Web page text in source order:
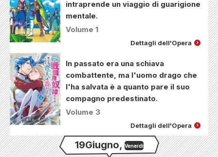
intraprende un viaggio di guarigione
mentale.
Volume 1
Dettagli dell'Opera
In passato era una schiava
combattente, ma l'uomo drago che
l'ha salvata è a quanto pare il suo
compagno predestinato.
Volume 3
Dettagli dell'Opera
19Giugno, Venerdì